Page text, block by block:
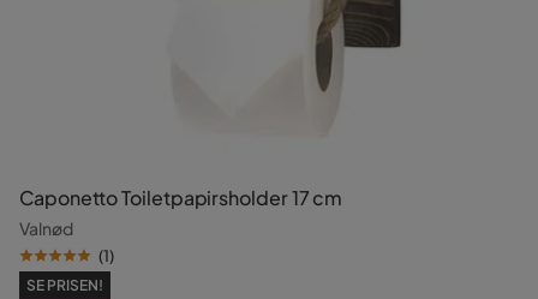
Caponetto Toiletpapirsholder 17 cm
Valnød
(1)
SE PRISEN!